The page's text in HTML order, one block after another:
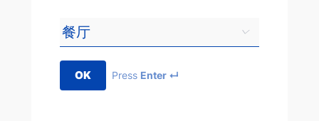
OK Press Enter ↵